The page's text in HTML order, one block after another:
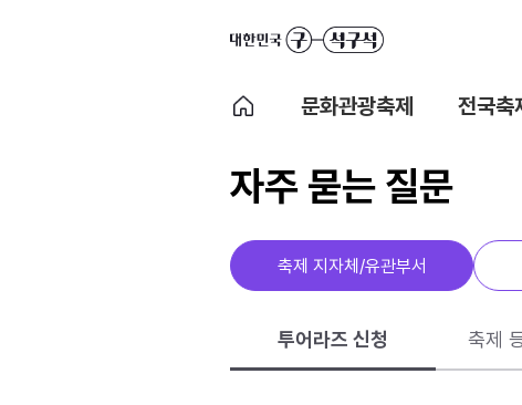
문화관광축제 전국축
자주 묻는 질문
축제 지자체/유관부서
투어라즈 신청 축제